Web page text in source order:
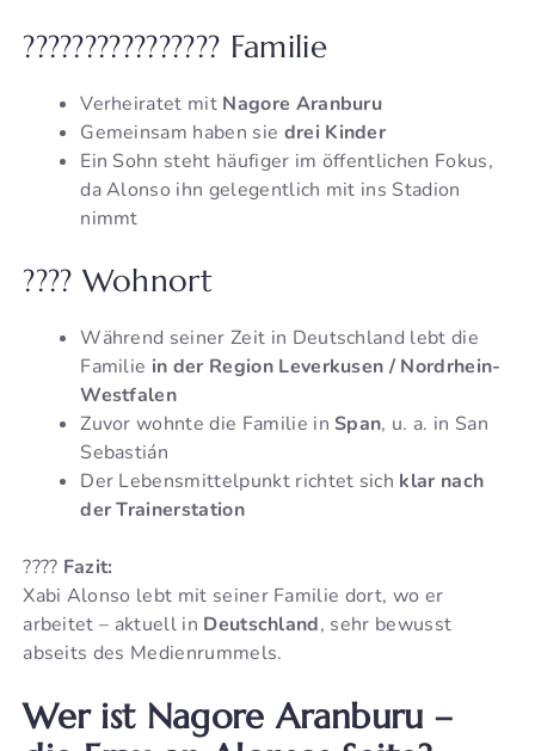
????‍????‍????‍???? Familie
Verheiratet mit Nagore Aranburu
Gemeinsam haben sie drei Kinder
Ein Sohn steht häufiger im öffentlichen Fokus,
da Alonso ihn gelegentlich mit ins Stadion
nimmt
???? Wohnort
Während seiner Zeit in Deutschland lebt die
Familie in der Region Leverkusen / Nordrhein-
Westfalen
Zuvor wohnte die Familie in Span, u. a. in San
Sebastián
Der Lebensmittelpunkt richtet sich klar nach
der Trainerstation
???? Fazit:
Xabi Alonso lebt mit seiner Familie dort, wo er
arbeitet – aktuell in Deutschland, sehr bewusst
abseits des Medienrummels.
Wer ist Nagore Aranburu –